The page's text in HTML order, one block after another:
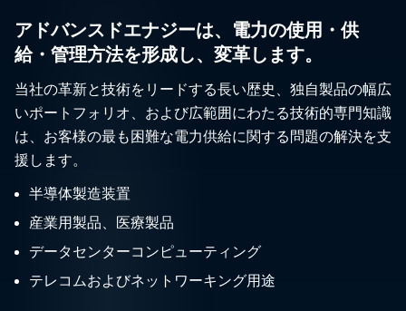
アドバンスドエナジーは、電力の使用・供
給・管理方法を形成し、変革します。
当社の革新と技術をリードする長い歴史、独自製品の幅広
いポートフォリオ、および広範囲にわたる技術的専門知識
は、お客様の最も困難な電力供給に関する問題の解決を支
援します。
半導体製造装置
産業用製品、医療製品
データセンターコンピューティング
テレコムおよびネットワーキング用途